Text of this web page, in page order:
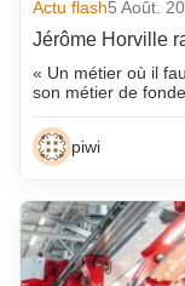
Actu flash5 Août.
Jérôme Horville
« Un métier où il
son métier de
piwi